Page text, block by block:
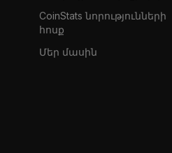
CoinStats նորությունների
հոսք
Մեր մասին